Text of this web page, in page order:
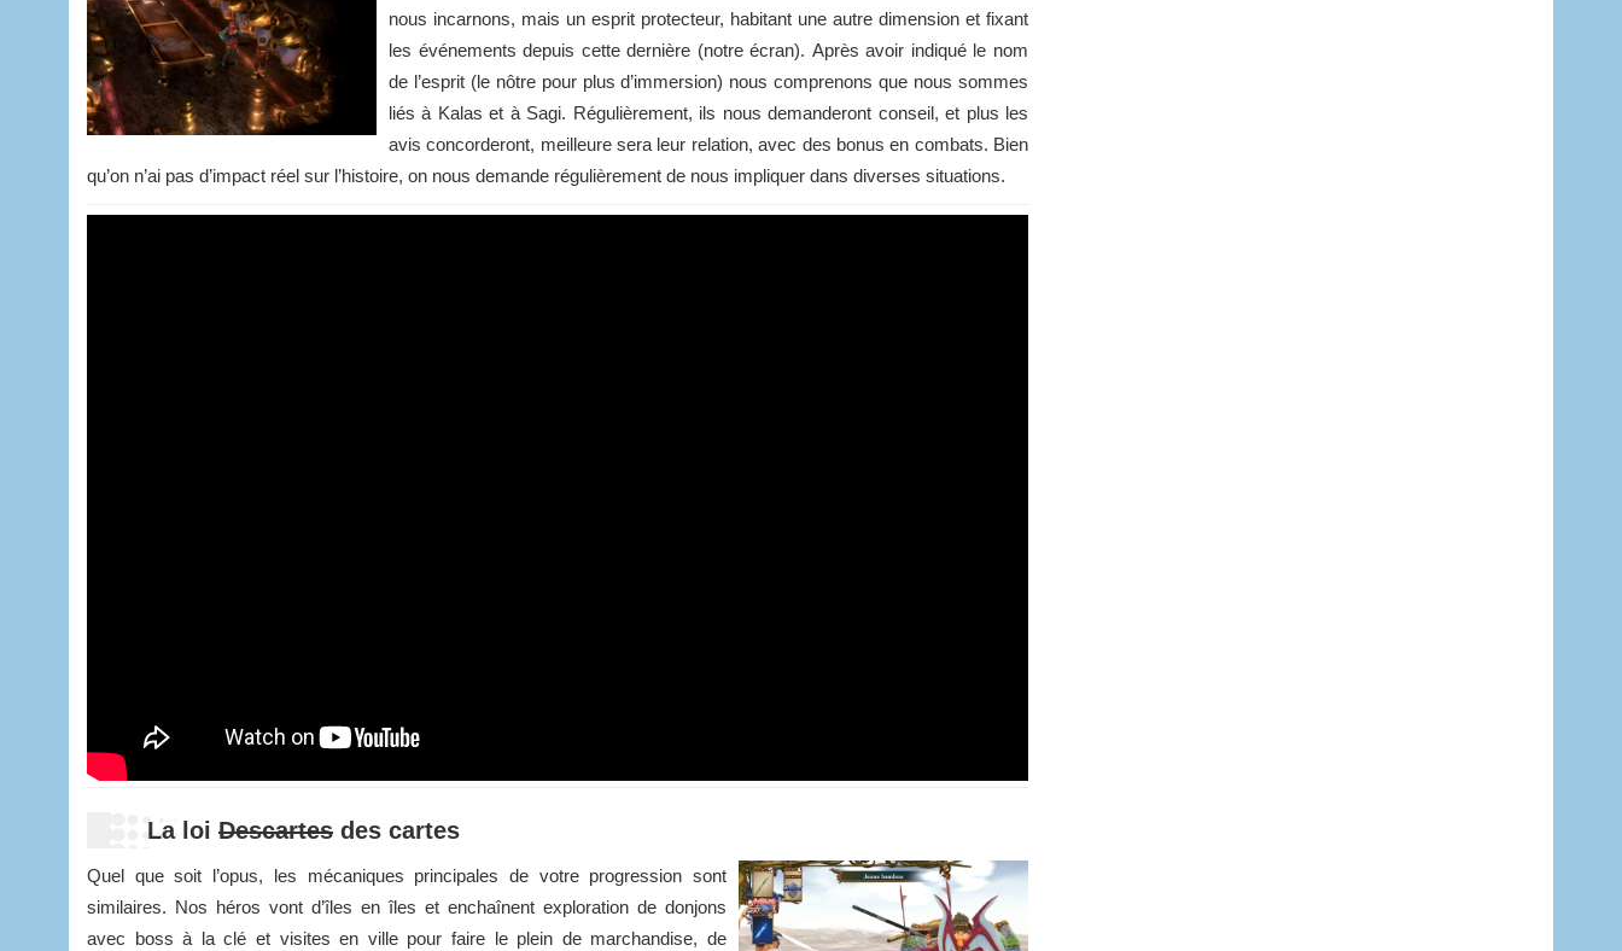
nous incarnons, mais un esprit protecteur, habitant une autre dimension et fixant
les événements depuis cette dernière (notre écran). Après avoir indiqué le nom
de l’esprit (le nôtre pour plus d’immersion) nous comprenons que nous sommes
liés à Kalas et à Sagi. Régulièrement, ils nous demanderont conseil, et plus les
avis concorderont, meilleure sera leur relation, avec des bonus en combats. Bien
qu’on n’ai pas d’impact réel sur l’histoire, on nous demande régulièrement de nous impliquer dans diverses situations.
La loi Descartes des cartes
Quel que soit l’opus, les mécaniques principales de votre progression sont
similaires. Nos héros vont d’îles en îles et enchaînent exploration de donjons
avec boss à la clé et visites en ville pour faire le plein de marchandise, de